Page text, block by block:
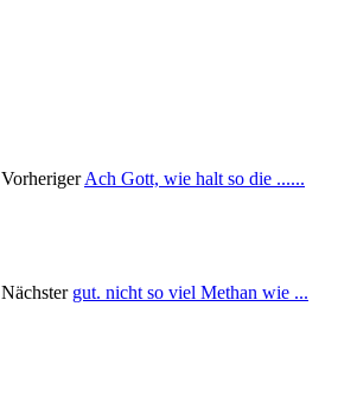
Vorheriger Ach Gott, wie halt so die ......
Nächster gut. nicht so viel Methan wie ...